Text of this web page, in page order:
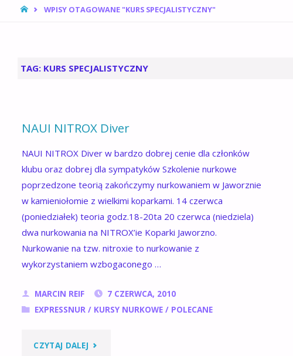
STRONA
WPISY OTAGOWANE "KURS SPECJALISTYCZNY"
TAG: KURS SPECJALISTYCZNY
NAUI NITROX Diver
NAUI NITROX Diver w bardzo dobrej cenie dla członków
klubu oraz dobrej dla sympatyków Szkolenie nurkowe
poprzedzone teorią zakończymy nurkowaniem w Jaworznie
w kamieniołomie z wielkimi koparkami. 14 czerwca
(poniedziałek) teoria godz.18-20ta 20 czerwca (niedziela)
dwa nurkowania na NITROX’ie Koparki Jaworzno.
Nurkowanie na tzw. nitroxie to nurkowanie z
wykorzystaniem wzbogaconego …
MARCIN REIF
7 CZERWCA, 2010
EXPRESSNUR / KURSY NURKOWE/ POLECANE
CZYTAJ DALEJ "NAUI